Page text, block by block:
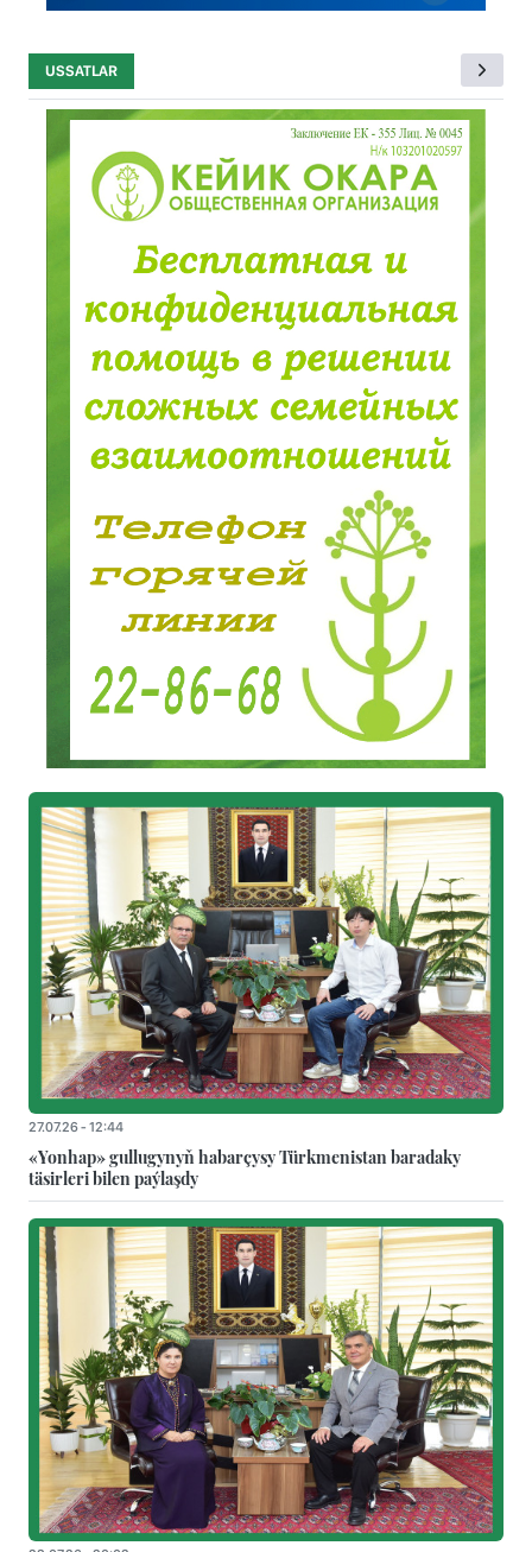
USSATLAR
27.07.26 - 12:44
«Yonhap» gullugynyň habarçysy Türkmenistan baradaky
täsirleri bilen paýlaşdy